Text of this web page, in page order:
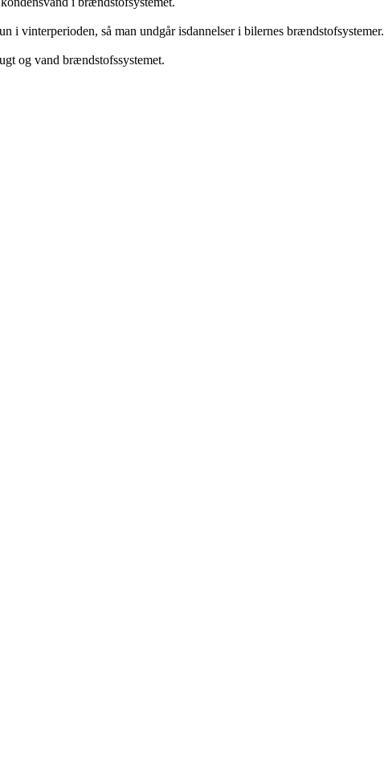
i vinterperioden, så man undgår isdannelser i bilernes brændstofsystemer.
og vand brændstofssystemet.